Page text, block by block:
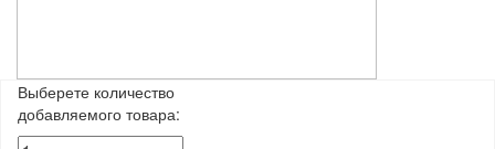
Выберете количество
добавляемого товара: